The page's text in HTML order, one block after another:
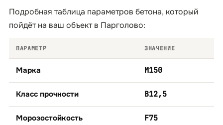
Подробная таблица параметров бетона, который
пойдёт на ваш объект в Парголово:
ПАРАМЕТР ЗНАЧЕНИЕ
Марка М150
Класс прочности B12,5
Морозостойкость F75